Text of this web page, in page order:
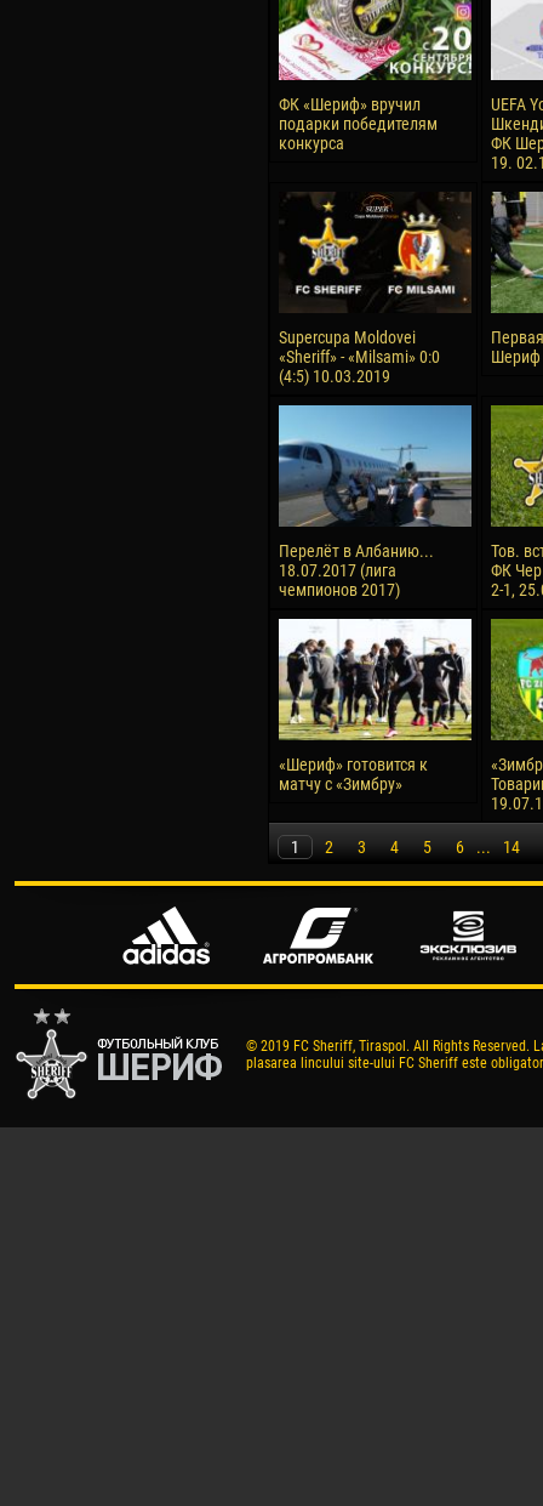
ФК «Шериф» вручил
подарки победителям
конкурса
UEFA
ФК
19.
Supercupa Moldovei
«Sheriff» - «Milsami» 0:0
(4:5) 10.03.2019
Шериф
Перелёт в Албанию...
18.07.2017 (лига
чемпионов 2017)
Тов.
ФК
2-1,
«Шериф» готовится к
матчу с «Зимбру»
1 2 3 4 5 6 ... 14
© 2019 FC Sheriff, Tiraspol. All Rights
plasarea lincului site-ului FC Sheriff este